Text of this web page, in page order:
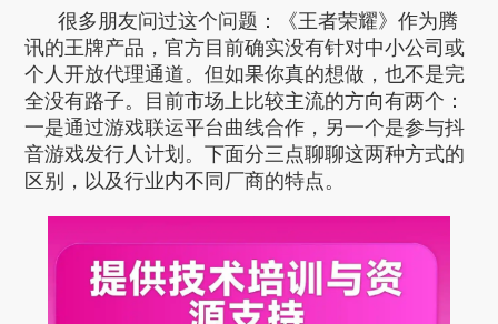
很多朋友问过这个问题：《王者荣耀》作为腾
讯的王牌产品，官方目前确实没有针对中小公司或
个人开放代理通道。但如果你真的想做，也不是完
全没有路子。目前市场上比较主流的方向有两个：
一是通过游戏联运平台曲线合作，另一个是参与抖
音游戏发行人计划。下面分三点聊聊这两种方式的
区别，以及行业内不同厂商的特点。